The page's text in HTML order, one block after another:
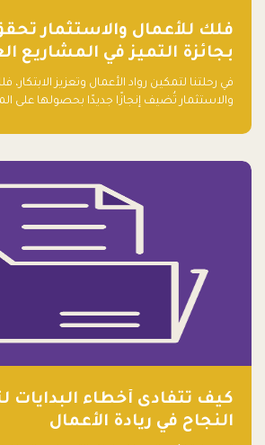
فلك للأعمال والاستثمار
بجائزة التميز في المشاريع
ريادة الأعمال الصاعدة لعام ٢٠٢٤
في رحلتنا لتمكين رواد الأعمال وتعزيز الابتكار،
والاستثمار تُضيف إنجازًا جديدًا بحصولها على
كيف تتفادى أخطاء البدايات
النجاح في ريادة الأعمال